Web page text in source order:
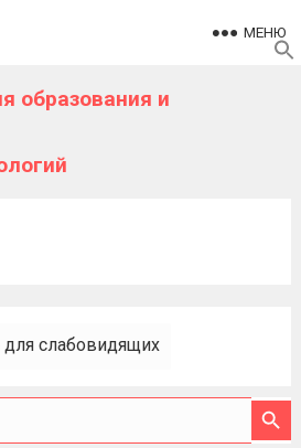
образования и
МЕНЮ
слабовидящих